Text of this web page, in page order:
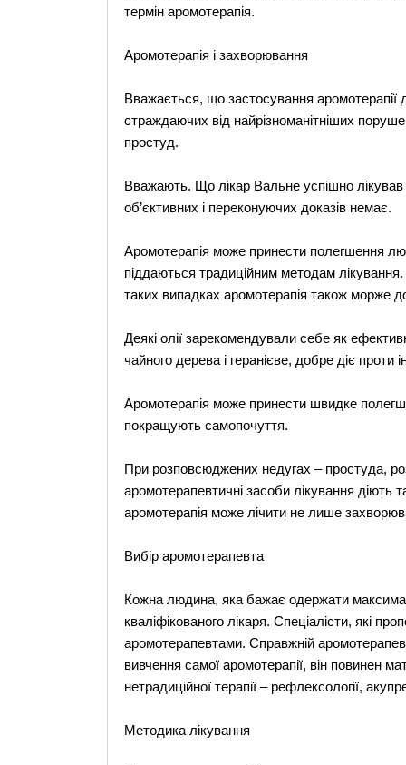
термін аромотерапія.
Аромотерапія і захворювання
Вважається, що застосування аромотерапії
страждаючих від найрізноманітніших
простуд.
Вважають. Що лікар Вальне успішно лікував
об’єктивних і переконуючих доказів немає.
Аромотерапія може принести полегшення
піддаються традиційним методам
таких випадках аромотерапія також морже
Деякі олії зарекомендували себе як
чайного дерева і геранієве, добре діє проти
Аромотерапія може принести швидке
покращують самопочуття.
При розповсюджених недугах – простуда,
аромотерапевтичні засоби лікування діють
аромотерапія може лічити не лише
Вибір аромотерапевта
Кожна людина, яка бажає одержати
кваліфікованого лікаря. Спеціалісти, які
аромотерапевтами. Справжній
вивчення самої аромотерапії, він повинен
нетрадиційної терапії – рефлексології,
Методика лікування